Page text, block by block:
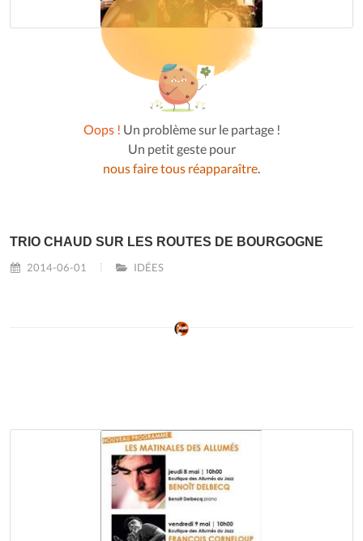
Oops ! Un problème sur le partage !
Un petit geste pour
nous faire tous réapparaître.
TRIO CHAUD SUR LES ROUTES DE BOURGOGNE
2014-06-01 IDÉES